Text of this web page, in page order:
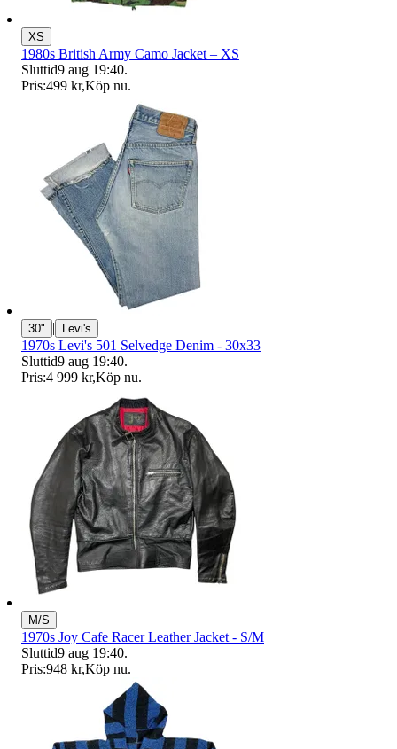
XS
1980s British Army Camo Jacket – XS
Sluttid9 aug 19:40.
Pris:499 kr,Köp nu.
30" | Levi's
1970s Levi's 501 Selvedge Denim - 30x33
Sluttid9 aug 19:40.
Pris:4 999 kr,Köp nu.
M/S
1970s Joy Cafe Racer Leather Jacket - S/M
Sluttid9 aug 19:40.
Pris:948 kr,Köp nu.